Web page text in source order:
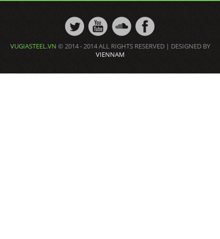
VUGIASTEEL.VN © 2014 - 2014 ALL RIGHTS RESERVED | DESIGNED BY
VIENNAM